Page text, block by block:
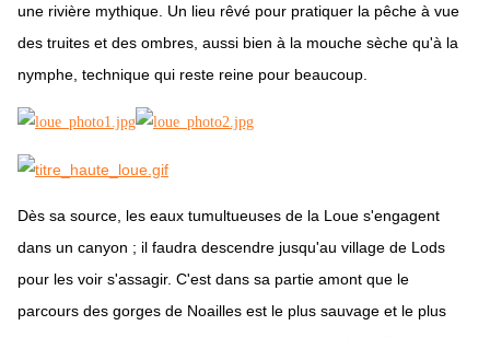
une rivière mythique. Un lieu rêvé pour pratiquer la pêche à vue
des truites et des ombres, aussi bien à la mouche sèche qu'à la
nymphe, technique qui reste reine pour beaucoup.
Dès sa source, les eaux tumultueuses de la Loue s'engagent
dans un canyon ; il faudra descendre jusqu'au village de Lods
pour les voir s'assagir. C'est dans sa partie amont que le
parcours des gorges de Noailles est le plus sauvage et le plus